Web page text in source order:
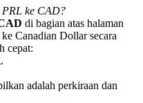
imbalan tunai
PRL ke CAD?
di bagian atas halaman
Canadian Dollar secara
cepat:
adalah perkiraan dan